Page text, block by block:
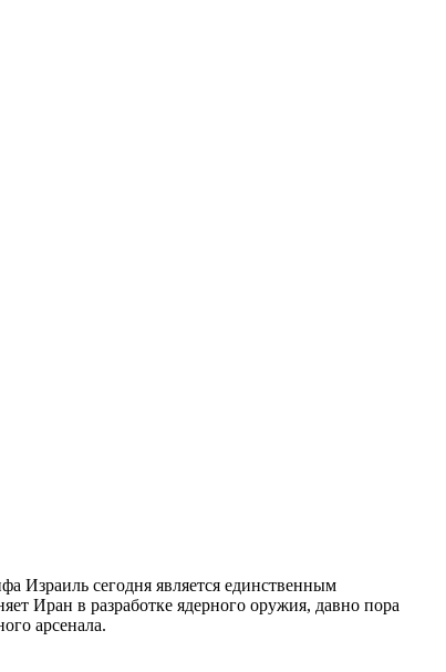
Израиль сегодня является единственным
Иран в разработке ядерного оружия, давно пора
арсенала.